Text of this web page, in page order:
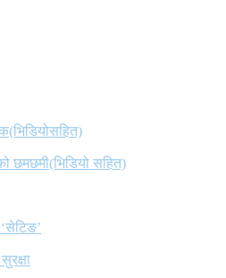
छमछमी(भिडियो सहित)